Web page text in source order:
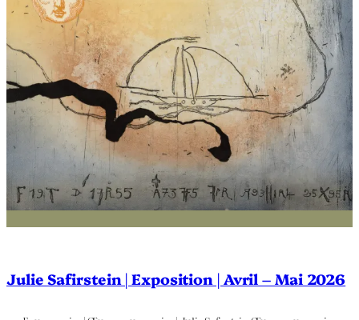
Julie Safirstein | Exposition | Avril – Mai 2026